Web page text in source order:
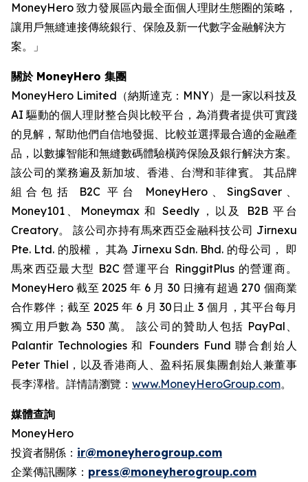
MoneyHero 致力發展區內最全面個人理財生態圈的策略，
讓用戶無縫連接傳統銀行、保險及新一代數字金融解決方
案。」
關於 MoneyHero 集團
MoneyHero Limited（納斯達克：MNY）是一家以科技及
AI 驅動的個人理財整合與比較平台，為消費者提供可實踐
的見解，幫助他們自信地發掘、比較並選擇最合適的金融產
品，以數據智能和無縫數碼體驗橫跨保險及銀行解決方案。
該公司的業務遍及新加坡、香港、台灣和菲律賓。 其品牌
組合包括 B2C 平台 MoneyHero、SingSaver、
Money101、Moneymax 和 Seedly，以及 B2B 平台
Creatory。 該公司亦持有馬來西亞金融科技公司 Jirnexu
Pte. Ltd. 的股權， 其為 Jirnexu Sdn. Bhd. 的母公司， 即
馬來西亞最大型 B2C 營運平台 RinggitPlus 的營運商。
MoneyHero 截至 2025 年 6 月 30 日擁有超過 270 個商業
合作夥伴；截至 2025 年 6 月 30日止 3 個月，其平台每月
獨立用戶數為 530 萬。 該公司的贊助人包括 PayPal、
Palantir Technologies 和 Founders Fund 聯合創始人
Peter Thiel，以及香港商人、盈科拓展集團創始人兼董事
長李澤楷。詳情請瀏覽： www.MoneyHeroGroup.com。
媒體查詢
MoneyHero
投資者關係： ir@moneyherogroup.com
企業傳訊團隊： press@moneyherogroup.com